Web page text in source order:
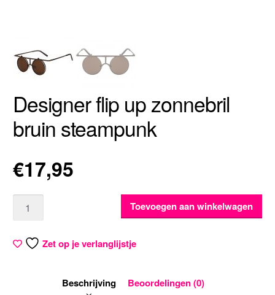
Designer flip up zonnebril
bruin steampunk
€17,95
Toevoegen aan winkelwagen
Zet op je verlanglijstje
Beschrijving Beoordelingen (0)